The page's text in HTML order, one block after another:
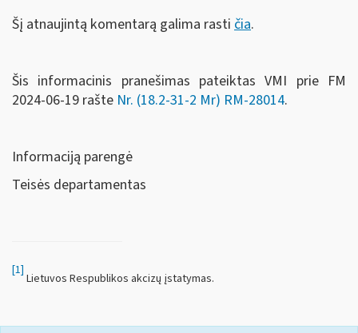
Šį atnaujintą komentarą galima rasti čia.
Šis informacinis pranešimas pateiktas VMI prie FM
2024-06-19 rašte Nr. (18.2-31-2 Mr) RM-28014.
Informaciją parengė
Teisės departamentas
[1]
Lietuvos Respublikos akcizų įstatymas.